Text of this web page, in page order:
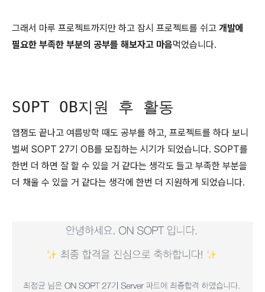
그래서 마루 프로젝트까지만 하고 잠시 프로젝트를 쉬고 개발에
필요한 부족한 부분의 공부를 해보자고 마음먹었습니다.
SOPT OB지원 후 활동
앱잼도 끝나고 여름방학 때도 공부를 하고, 프로젝트를 하다 보니
벌써 SOPT 27기 OB를 모집하는 시기가 되었습니다. SOPT를
한번 더 하면 잘 할 수 있을 거 같다는 생각도 들고 부족한 부분을
더 채울 수 있을 거 같다는 생각에 한번 더 지원하게 되었습니다.